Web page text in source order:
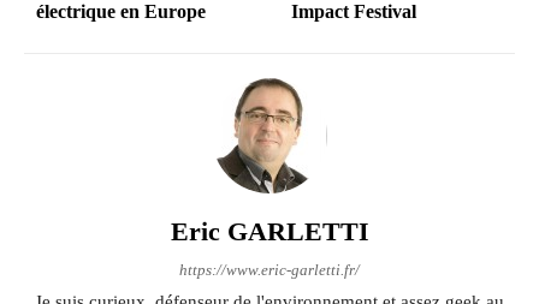
électrique en Europe
Impact Festival
Eric GARLETTI
https://www.eric-garletti.fr/